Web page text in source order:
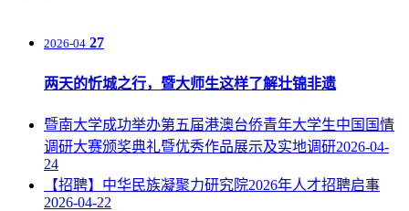
2026-04 27
两天的忻城之行，暨大师生这样了解壮锦非遗
暨南大学成功举办第五届港澳台侨青年大学生中国国情
调研大赛颁奖典礼暨优秀作品展示及实地调研2026-04-
24
【招聘】中华民族凝聚力研究院2026年人才招聘启事
2026-04-22